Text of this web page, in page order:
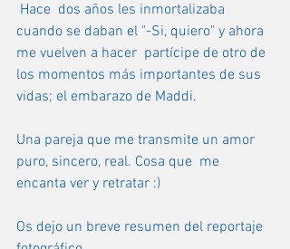
Hace  dos años les inmortalizaba
cuando se daban el "-Si, quiero" y ahora
me vuelven a hacer  partícipe de otro de
los momentos más importantes de sus
vidas; el embarazo de Maddi.
Una pareja que me transmite un amor
puro, sincero, real. Cosa que  me
encanta ver y retratar :)
Os dejo un breve resumen del reportaje